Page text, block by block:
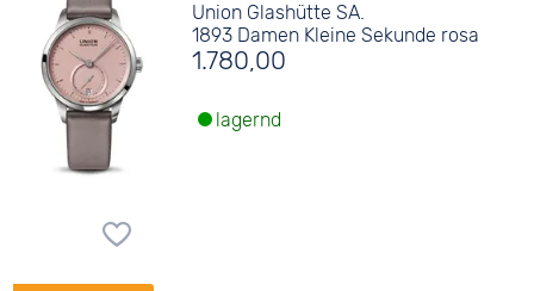
Union Glashütte SA.
1893 Damen Kleine Sekunde rosa
1.780,00
lagernd